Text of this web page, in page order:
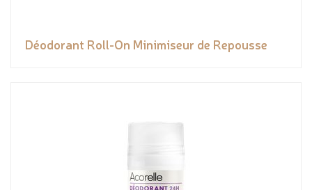
Déodorant Roll-On Minimiseur de Repousse